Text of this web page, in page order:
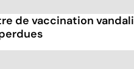
de vaccination